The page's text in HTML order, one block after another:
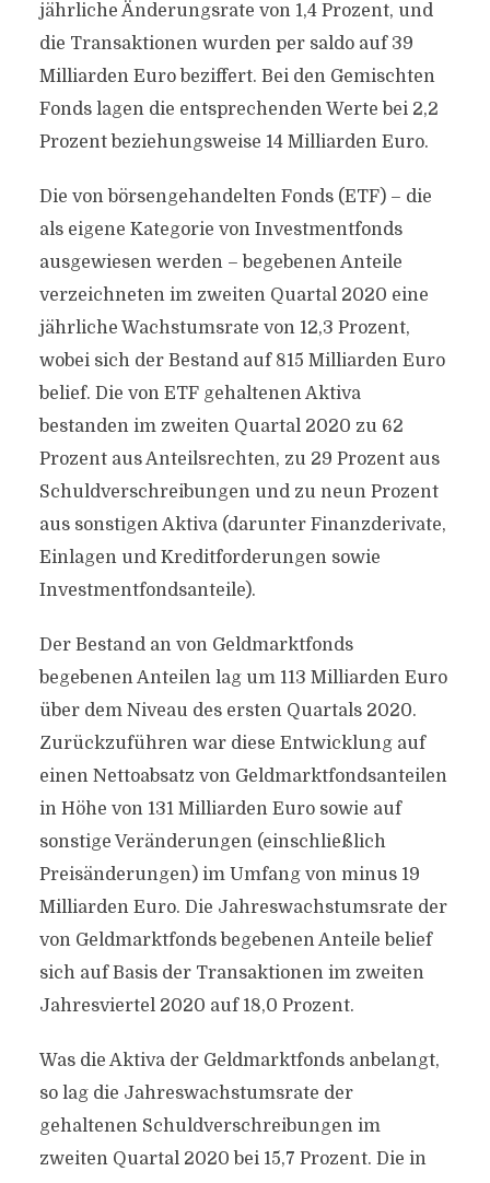
jährliche Änderungsrate von 1,4 Prozent, und
die Transaktionen wurden per saldo auf 39
Milliarden Euro beziffert. Bei den Gemischten
Fonds lagen die entsprechenden Werte bei 2,2
Prozent beziehungsweise 14 Milliarden Euro.
Die von börsengehandelten Fonds (ETF) – die
als eigene Kategorie von Investmentfonds
ausgewiesen werden – begebenen Anteile
verzeichneten im zweiten Quartal 2020 eine
jährliche Wachstumsrate von 12,3 Prozent,
wobei sich der Bestand auf 815 Milliarden Euro
belief. Die von ETF gehaltenen Aktiva
bestanden im zweiten Quartal 2020 zu 62
Prozent aus Anteilsrechten, zu 29 Prozent aus
Schuldverschreibungen und zu neun Prozent
aus sonstigen Aktiva (darunter Finanzderivate,
Einlagen und Kreditforderungen sowie
Investmentfondsanteile).
Der Bestand an von Geldmarktfonds
begebenen Anteilen lag um 113 Milliarden Euro
über dem Niveau des ersten Quartals 2020.
Zurückzuführen war diese Entwicklung auf
einen Nettoabsatz von Geldmarktfondsanteilen
in Höhe von 131 Milliarden Euro sowie auf
sonstige Veränderungen (einschließlich
Preisänderungen) im Umfang von minus 19
Milliarden Euro. Die Jahreswachstumsrate der
von Geldmarktfonds begebenen Anteile belief
sich auf Basis der Transaktionen im zweiten
Jahresviertel 2020 auf 18,0 Prozent.
Was die Aktiva der Geldmarktfonds anbelangt,
so lag die Jahreswachstumsrate der
gehaltenen Schuldverschreibungen im
zweiten Quartal 2020 bei 15,7 Prozent. Die in